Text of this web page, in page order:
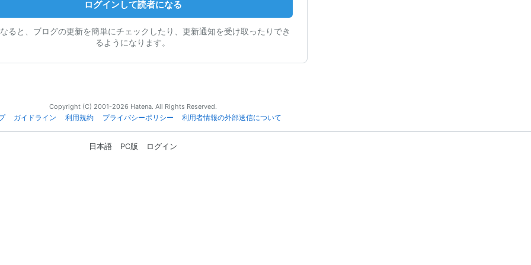
ログインして読者になる
ると、ブログの更新を簡単にチェックしたり、更新通知を受け取ったりでき
るようになります。
Copyright (C) 2001-2026 Hatena. All Rights Reserved.
ガイドライン 利用規約 プライバシーポリシー 利用者情報の外部送信について
日本語 PC版 ログイン